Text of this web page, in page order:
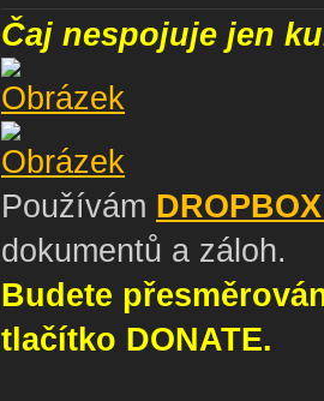
Čaj nespojuje jen
Používám
dokumentů a záloh.
Budete
tlačítko DONATE.